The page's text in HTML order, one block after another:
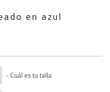
en azul
- Cuál es tu talla